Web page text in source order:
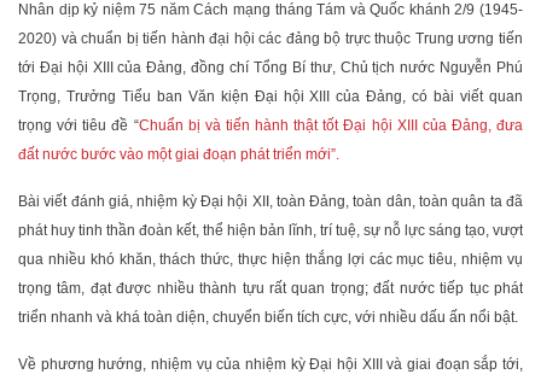
Nhân dịp kỷ niệm 75 năm Cách mạng tháng Tám và Quốc khánh 2/9 (1945-
2020) và chuẩn bị tiến hành đại hội các đảng bộ trực thuộc Trung ương tiến
tới Đại hội XIII của Đảng, đồng chí Tổng Bí thư, Chủ tịch nước Nguyễn Phú
Trọng, Trưởng Tiểu ban Văn kiện Đại hội XIII của Đảng, có bài viết quan
trọng với tiêu đề “Chuẩn bị và tiến hành thật tốt Đại hội XIII của Đảng, đưa
đất nước bước vào một giai đoạn phát triển mới”.
Bài viết đánh giá, nhiệm kỳ Đại hội XII, toàn Đảng, toàn dân, toàn quân ta đã
phát huy tinh thần đoàn kết, thể hiện bản lĩnh, trí tuệ, sự nỗ lực sáng tạo, vượt
qua nhiều khó khăn, thách thức, thực hiện thắng lợi các mục tiêu, nhiệm vụ
trọng tâm, đạt được nhiều thành tựu rất quan trọng; đất nước tiếp tục phát
triển nhanh và khá toàn diện, chuyển biến tích cực, với nhiều dấu ấn nổi bật.
Về phương hướng, nhiệm vụ của nhiệm kỳ Đại hội XIII và giai đoạn sắp tới,